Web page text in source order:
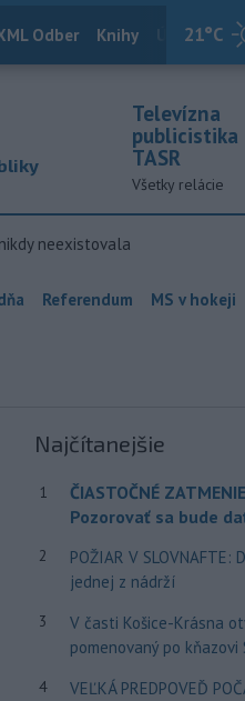
21°C
Odber Knihy Útulkovo
Televízna
publicistika
TASR
Všetky relácie
neexistovala
Referendum MS v hokeji
Najčítanejšie
1
ČIASTOČNÉ
Pozorovať sa bude
2
POŽIAR V SLOVNAFTE:
jednej z nádrží
3
V časti Košice-Krásna
pomenovaný po kňazovi
4
VEĽKÁ PREDPOVEĎ